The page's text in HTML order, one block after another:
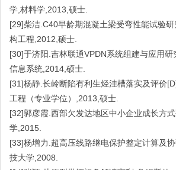
学,材料学,2013,硕士.
[29]柴洁.C40早龄期混凝土梁受弯性能试验
构工程,2012,硕士.
[30]于济阳.吉林联通VPDN系统组建与应用
信息系统,2014,硕士.
[31]杨静.长岭断陷有利生烃洼槽落实及评价
工程（专业学位）,2013,硕士.
[32]郭彦霞.西部欠发达地区中小企业成长方
学,2015.
[33]杨增力.超高压线路继电保护整定计算及
技大学,2008.